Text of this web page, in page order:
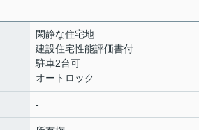
閑静な住宅地
建設住宅性能評価書付
駐車2台可
オートロック
-